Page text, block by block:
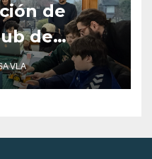
de
de
VLA